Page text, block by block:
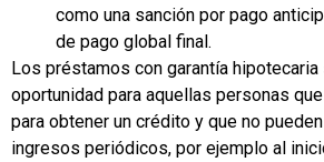
como una sanción por pago
de pago global final.
Los préstamos con garantía hipotecaria
oportunidad para aquellas personas
para obtener un crédito y que no
ingresos periódicos, por ejemplo al